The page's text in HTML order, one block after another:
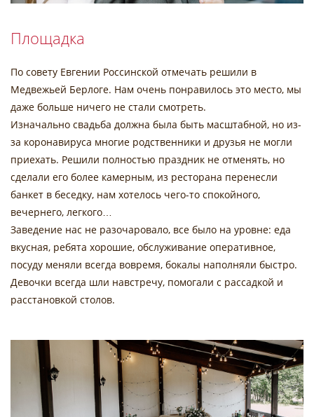
Площадка
По совету Евгении Россинской отмечать решили в
Медвежьей Берлоге. Нам очень понравилось это место, мы
даже больше ничего не стали смотреть.
Изначально свадьба должна была быть масштабной, но из-
за коронавируса многие родственники и друзья не могли
приехать. Решили полностью праздник не отменять, но
сделали его более камерным, из ресторана перенесли
банкет в беседку, нам хотелось чего-то спокойного,
вечернего, легкого…
Заведение нас не разочаровало, все было на уровне: еда
вкусная, ребята хорошие, обслуживание оперативное,
посуду меняли всегда вовремя, бокалы наполняли быстро.
Девочки всегда шли навстречу, помогали с рассадкой и
расстановкой столов.